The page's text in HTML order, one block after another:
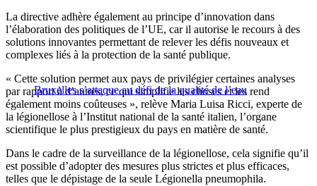
La directive adhère également au principe d’innovation dans
l’élaboration des politiques de l’UE, car il autorise le recours à des
solutions innovantes permettant de relever les défis nouveaux et
complexes liés à la protection de la santé publique.
Bruxelles s’attaque au défi de la qualité de l’eau
« Cette solution permet aux pays de privilégier certaines analyses
par rapport à d’autres, ce qui simplifie les choses et les rend
également moins coûteuses », relève Maria Luisa Ricci, experte de
la légionellose à l’Institut national de la santé italien, l’organe
scientifique le plus prestigieux du pays en matière de santé.
Dans le cadre de la surveillance de la légionellose, cela signifie qu’il
est possible d’adopter des mesures plus strictes et plus efficaces,
telles que le dépistage de la seule Légionella pneumophila.